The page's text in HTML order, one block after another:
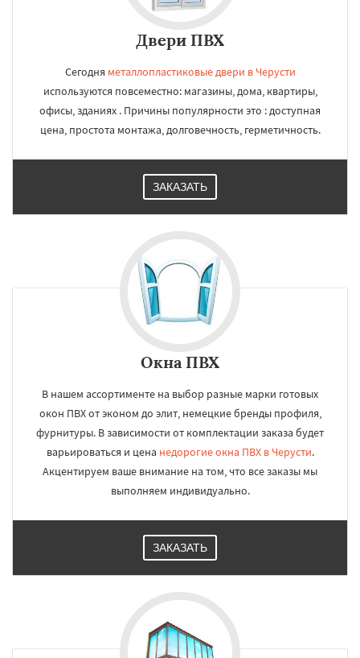
Двери ПВХ
Сегодня металлопластиковые двери в Черусти
используются повсеместно: магазины, дома, квартиры,
офисы, зданиях . Причины популярности это : доступная
цена, простота монтажа, долговечность, герметичность.
ЗАКАЗАТЬ
Окна ПВХ
В нашем ассортименте на выбор разные марки готовых
окон ПВХ от эконом до элит, немецкие бренды профиля,
фурнитуры. В зависимости от комплектации заказа будет
варьироваться и цена недорогие окна ПВХ в Черусти.
Акцентируем ваше внимание на том, что все заказы мы
выполняем индивидуально.
ЗАКАЗАТЬ